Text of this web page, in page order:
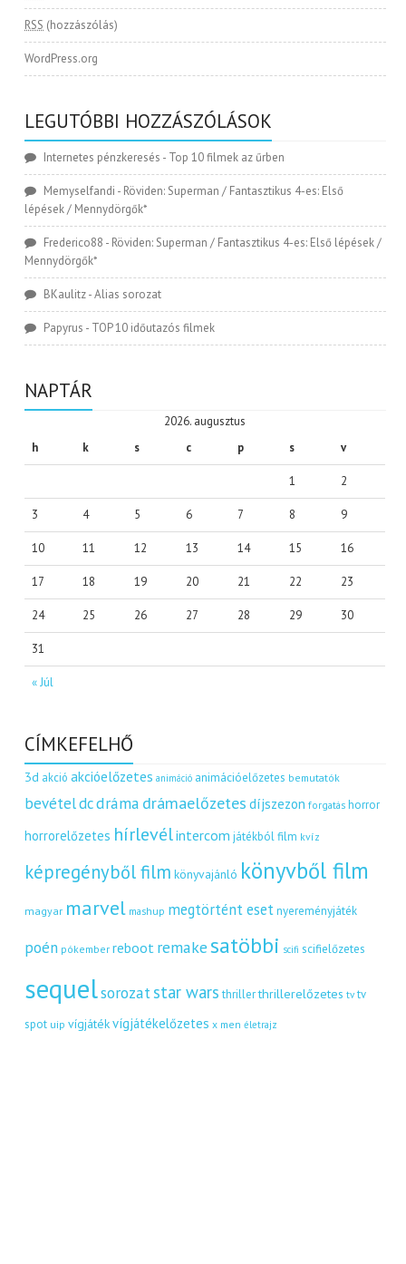
RSS (hozzászólás)
WordPress.org
LEGUTÓBBI HOZZÁSZÓLÁSOK
Internetes pénzkeresés - Top 10 filmek az űrben
Memyselfandi - Röviden: Superman / Fantasztikus 4-es: Első
lépések / Mennydörgők*
Frederico88 - Röviden: Superman / Fantasztikus 4-es: Első lépések /
Mennydörgők*
BKaulitz-Alias sorozat
Papyrus - TOP 10 időutazós filmek
NAPTÁR
2026. augusztus
h
k s c p s v
« Júl
1 2
3 4 5 6 7 8 9
10 11 12 13 14 15 16
17 18 19 20 21 22 23
24 25 26 27 28 29 30
31
CÍMKEFELHŐ
3d akció akcióelőzetes animáció animációelőzetes bemutatók
bevételdcdráma drámaelőzetes díjszezon forgatás horror
horrorelőzetes hírlevélintercom játékból film kvíz
képregényből film könyvajánló könyvből film
magyar marvel mashup megtörtént eset nyereményjáték
poén pókember reboot remakesatöbbi scifi scifielőzetes
sequelsorozat star wars thriller thrillerelőzetes tv tv
spot uip vígjátékvígjátékelőzetes x men életrajz